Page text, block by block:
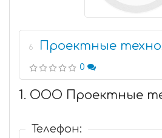
6 Проектные
0
1. ООО Проектные
Телефон: